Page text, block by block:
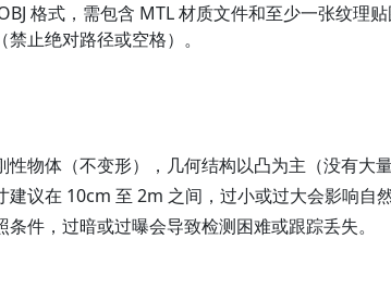
格式，需包含 MTL 材质文件和至少一张纹理
止绝对路径或空格）。
性物体（不变形），几何结构以凸为主（没有大量
建议在 10cm 至 2m 之间，过小或过大会影响自
条件，过暗或过曝会导致检测困难或跟踪丢失。